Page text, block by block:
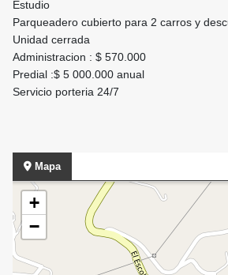
Estudio
Parqueadero cubierto para 2 carros y
Unidad cerrada
Administracion : $ 570.000
Predial :$ 5 000.000 anual
Servicio porteria 24/7
Mapa
+
−